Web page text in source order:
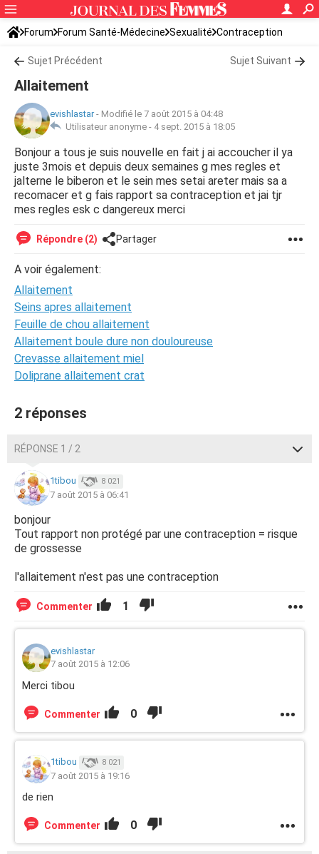
Forum Forum Santé-Médecine Sexualité Contraception
Sujet Précédent Sujet Suivant
Allaitement
evishlastar- Modifié le 7 août 2015 à 04:48
Utilisateur anonyme - 4 sept. 2015 à 18:05
Bonjour a tous je suis nouvelle en fait j ai accoucher il ya
juste 3mois et depuis deux semaines g mes regles et
jalterne le biberon et le sein mes setai areter mais sa a
recomacer et g fais rapport sa contraception et jai tjr
mes regles esk c dangereux merci
Répondre (2) Partager
A voir également:
Allaitement
Seins apres allaitement
Feuille de chou allaitement
Allaitement boule dure non douloureuse
Crevasse allaitement miel
Doliprane allaitement crat
2 réponses
RÉPONSE 1 / 2
1tibou 8 021
7 août 2015 à 06:41
bonjour
Tout rapport non protégé par une contraception = risque
de grossesse
l'allaitement n'est pas une contraception
Commenter 1
evishlastar
7 août 2015 à 12:06
Merci tibou
Commenter 0
1tibou 8 021
7 août 2015 à 19:16
de rien
Commenter 0